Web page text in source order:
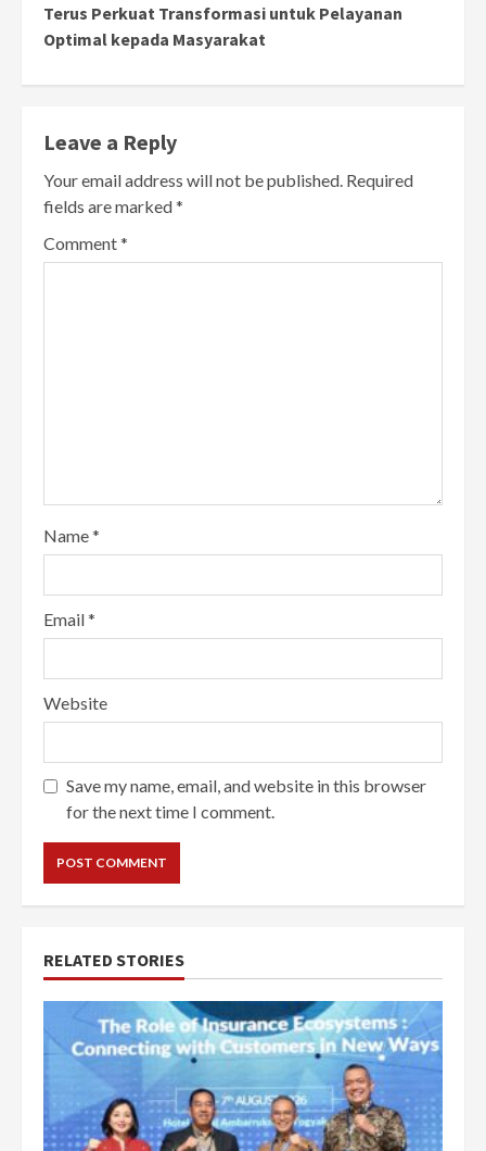
Terus Perkuat Transformasi untuk Pelayanan
Optimal kepada Masyarakat
Leave a Reply
Your email address will not be published. Required
fields are marked*
Comment*
Name*
Email*
Website
Save my name, email, and website in this browser
for the next time I comment.
RELATED STORIES